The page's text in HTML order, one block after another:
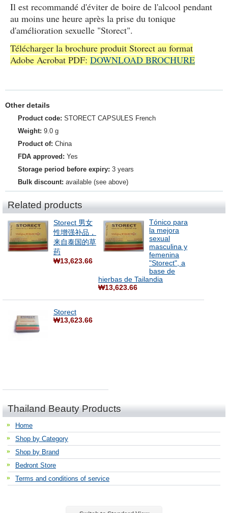
Il est recommandé d'éviter de boire de l'alcool pendant
au moins une heure après la prise du tonique
d'amélioration sexuelle "Storect".
Télécharger la brochure produit Storect au format
Adobe Acrobat PDF: DOWNLOAD BROCHURE
Other details
Product code: STORECT CAPSULES French
Weight: 9.0 g
Product of: China
FDA approved: Yes
Storage period before expiry: 3 years
Bulk discount: available (see above)
Related products
Storect 男女
性增强补品，
来自泰国的草
药
₩13,623.66
Tónico para
la mejora
sexual
masculina y
femenina
"Storect", a
base de
hierbas de Tailandia
₩13,623.66
Storect
₩13,623.66
Thailand Beauty Products
Home
Shop by Category
Shop by Brand
Bedront Store
Terms and conditions of service